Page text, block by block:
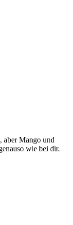
aber Mango und
wie bei dir.